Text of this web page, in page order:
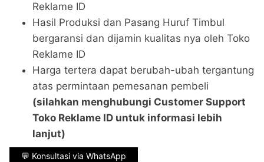
Reklame ID
Hasil Produksi dan Pasang Huruf Timbul
bergaransi dan dijamin kualitas nya oleh Toko
Reklame ID
Harga tertera dapat berubah-ubah tergantung
atas permintaan pemesanan pembeli
(silahkan menghubungi Customer Support
Toko Reklame ID untuk informasi lebih
lanjut)
💬 Konsultasi via WhatsApp